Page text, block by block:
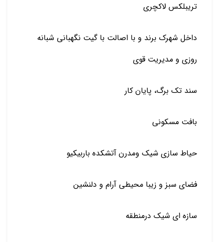
تریبلکس لاکچری
داخل شهرک برند و با اصالت با گیت نگهبانی شبانه
روزی و مدیریت قوی
سند تک برگ، پایان کار
بافت مسکونی
حیاط سازی شیک ومدرن آتشکده باربیکیو
فضای سبز و زیبا محیطی آرام و دلنشین
سازه ای شیک درمنطقه